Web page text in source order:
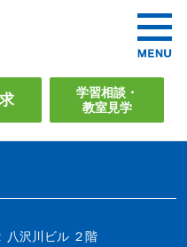
学習相談・
教室見学
八沢川ビル ２階